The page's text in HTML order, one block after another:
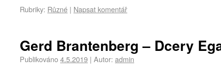
Rubriky: Různé | Napsat komentář
Gerd Brantenberg – Dcery
Publikováno4.5.2019 | Autor: admin